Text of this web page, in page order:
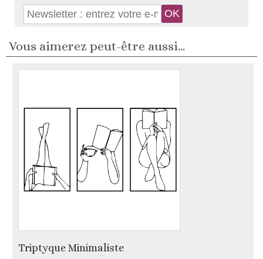
Vous aimerez peut-être aussi...
Triptyque Minimaliste